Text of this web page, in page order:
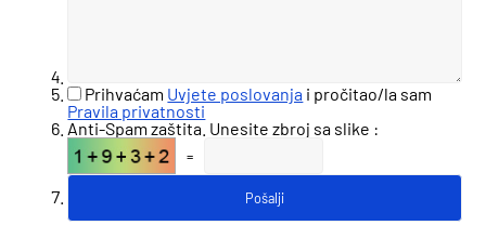
Prihvaćam Uvjete poslovanja i pročitao/la sam
Pravila privatnosti
Anti-Spam zaštita. Unesite zbroj sa slike :
=